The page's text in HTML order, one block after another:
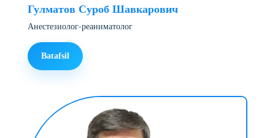
Гулматов Суроб Шавкарович
Анестезиолог-реаниматолог
Batafsil